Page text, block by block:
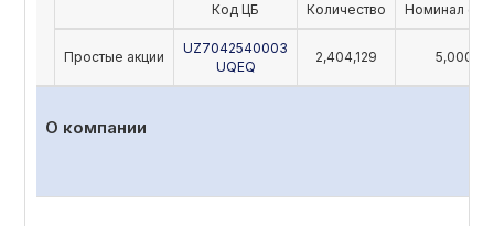
Код ЦБ Количество Номинал
Простые акции
UZ7042540003
UQEQ
2,404,129 5,000
О компании